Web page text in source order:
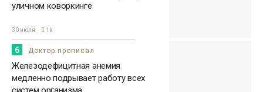
уличном коворкинге
30 июля 1k
6 Доктор прописал
Железодефицитная анемия
медленно подрывает работу всех